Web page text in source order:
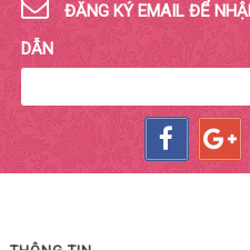
ĐĂNG KÝ EMAIL ĐỂ
DẪN